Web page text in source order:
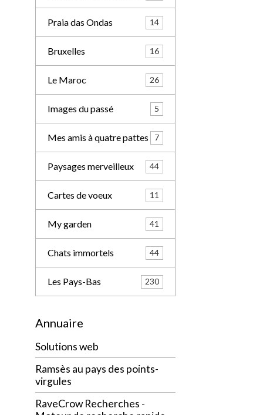
Praia das Ondas 14
Bruxelles 16
Le Maroc 26
Images du passé 5
Mes amis à quatre pattes 7
Paysages merveilleux 44
Cartes de voeux 11
My garden 41
Chats immortels 44
Les Pays-Bas 230
Annuaire
Solutions web
Ramsès au pays des points-
virgules
RaveCrow Recherches -